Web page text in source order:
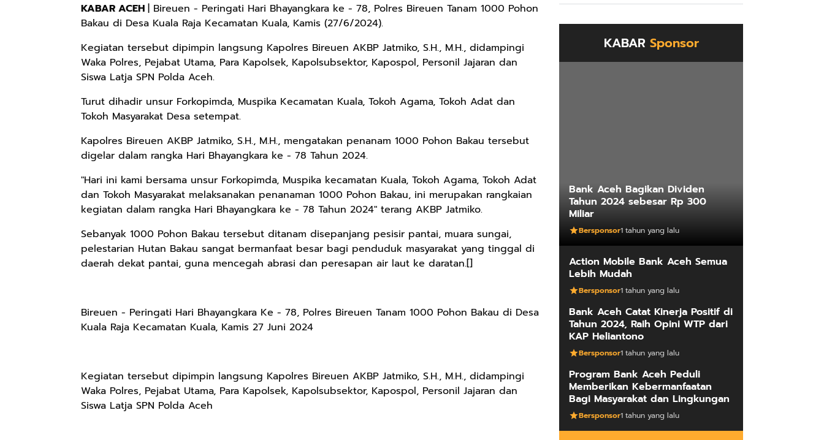
KABAR ACEH | Bireuen - Peringati Hari Bhayangkara ke - 78, Polres Bireuen Tanam 1000 Pohon
Bakau di Desa Kuala Raja Kecamatan Kuala, Kamis (27/6/2024).
Kegiatan tersebut dipimpin langsung Kapolres Bireuen AKBP Jatmiko, S.H., M.H., didampingi
Waka Polres, Pejabat Utama, Para Kapolsek, Kapolsubsektor, Kapospol, Personil Jajaran dan
Siswa Latja SPN Polda Aceh.
Turut dihadir unsur Forkopimda, Muspika Kecamatan Kuala, Tokoh Agama, Tokoh Adat dan
Tokoh Masyarakat Desa setempat.
Kapolres Bireuen AKBP Jatmiko, S.H., M.H., mengatakan penanam 1000 Pohon Bakau tersebut
digelar dalam rangka Hari Bhayangkara ke - 78 Tahun 2024.
"Hari ini kami bersama unsur Forkopimda, Muspika kecamatan Kuala, Tokoh Agama, Tokoh Adat
dan Tokoh Masyarakat melaksanakan penanaman 1000 Pohon Bakau, ini merupakan rangkaian
kegiatan dalam rangka Hari Bhayangkara ke - 78 Tahun 2024" terang AKBP Jatmiko.
Sebanyak 1000 Pohon Bakau tersebut ditanam disepanjang pesisir pantai, muara sungai,
pelestarian Hutan Bakau sangat bermanfaat besar bagi penduduk masyarakat yang tinggal di
daerah dekat pantai, guna mencegah abrasi dan peresapan air laut ke daratan.[]
Bireuen - Peringati Hari Bhayangkara Ke - 78, Polres Bireuen Tanam 1000 Pohon Bakau di Desa
Kuala Raja Kecamatan Kuala, Kamis 27 Juni 2024
Kegiatan tersebut dipimpin langsung Kapolres Bireuen AKBP Jatmiko, S.H., M.H., didampingi
Waka Polres, Pejabat Utama, Para Kapolsek, Kapolsubsektor, Kapospol, Personil Jajaran dan
Siswa Latja SPN Polda Aceh
KABAR Sponsor
Bank Aceh Bagikan Dividen
Tahun 2024 sebesar Rp 300
Miliar
Bersponsor1 tahun yang lalu
Action Mobile Bank Aceh Semua
Lebih Mudah
Bersponsor1 tahun yang lalu
Bank Aceh Catat Kinerja Positif di
Tahun 2024, Raih Opini WTP dari
KAP Heliantono
Bersponsor1 tahun yang lalu
Program Bank Aceh Peduli
Memberikan Kebermanfaatan
Bagi Masyarakat dan Lingkungan
Bersponsor1 tahun yang lalu